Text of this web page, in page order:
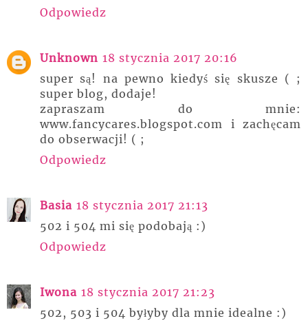
Odpowiedz
Unknown 18 stycznia 2017 20:16
super są! na pewno kiedyś się skusze ( ;
super blog, dodaje!
zapraszam do mnie:
www.fancycares.blogspot.com i zachęcam
do obserwacji! ( ;
Odpowiedz
Basia 18 stycznia 2017 21:13
502 i 504 mi się podobają :)
Odpowiedz
Iwona 18 stycznia 2017 21:23
502, 503 i 504 byłyby dla mnie idealne :)